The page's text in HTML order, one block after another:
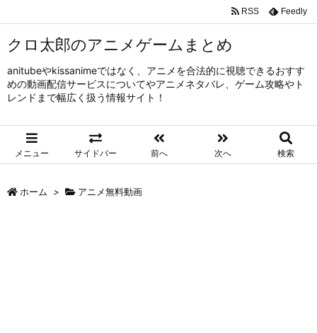
クロ太郎のアニメゲームまとめ
anitubeやkissanimeではなく、アニメを合法的に視聴できるおすす
めの動画配信サービスについてやアニメネタバレ、ゲーム攻略やト
レンドまで幅広く扱う情報サイト！
メニュー サイドバー 前へ 次へ 検索
RSS Feedly
ホーム > アニメ無料動画